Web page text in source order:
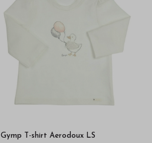
Gymp T-shirt Aerodoux LS